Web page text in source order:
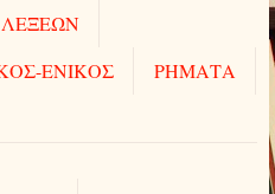
ΛΕΞΕΩΝ
ΕΝΙΚΟΣ
ΡΗΜΑΤΑ